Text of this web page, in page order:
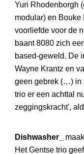
Yuri Rhodenborgh
modular) en Bouke
voorliefde voor de
baant 8080 zich
based-geweld. De
Wayne Krantz en
geen gebrek (…) in
trio er een achttal
zeggingskracht',
Dishwasher_
Het Gentse trio